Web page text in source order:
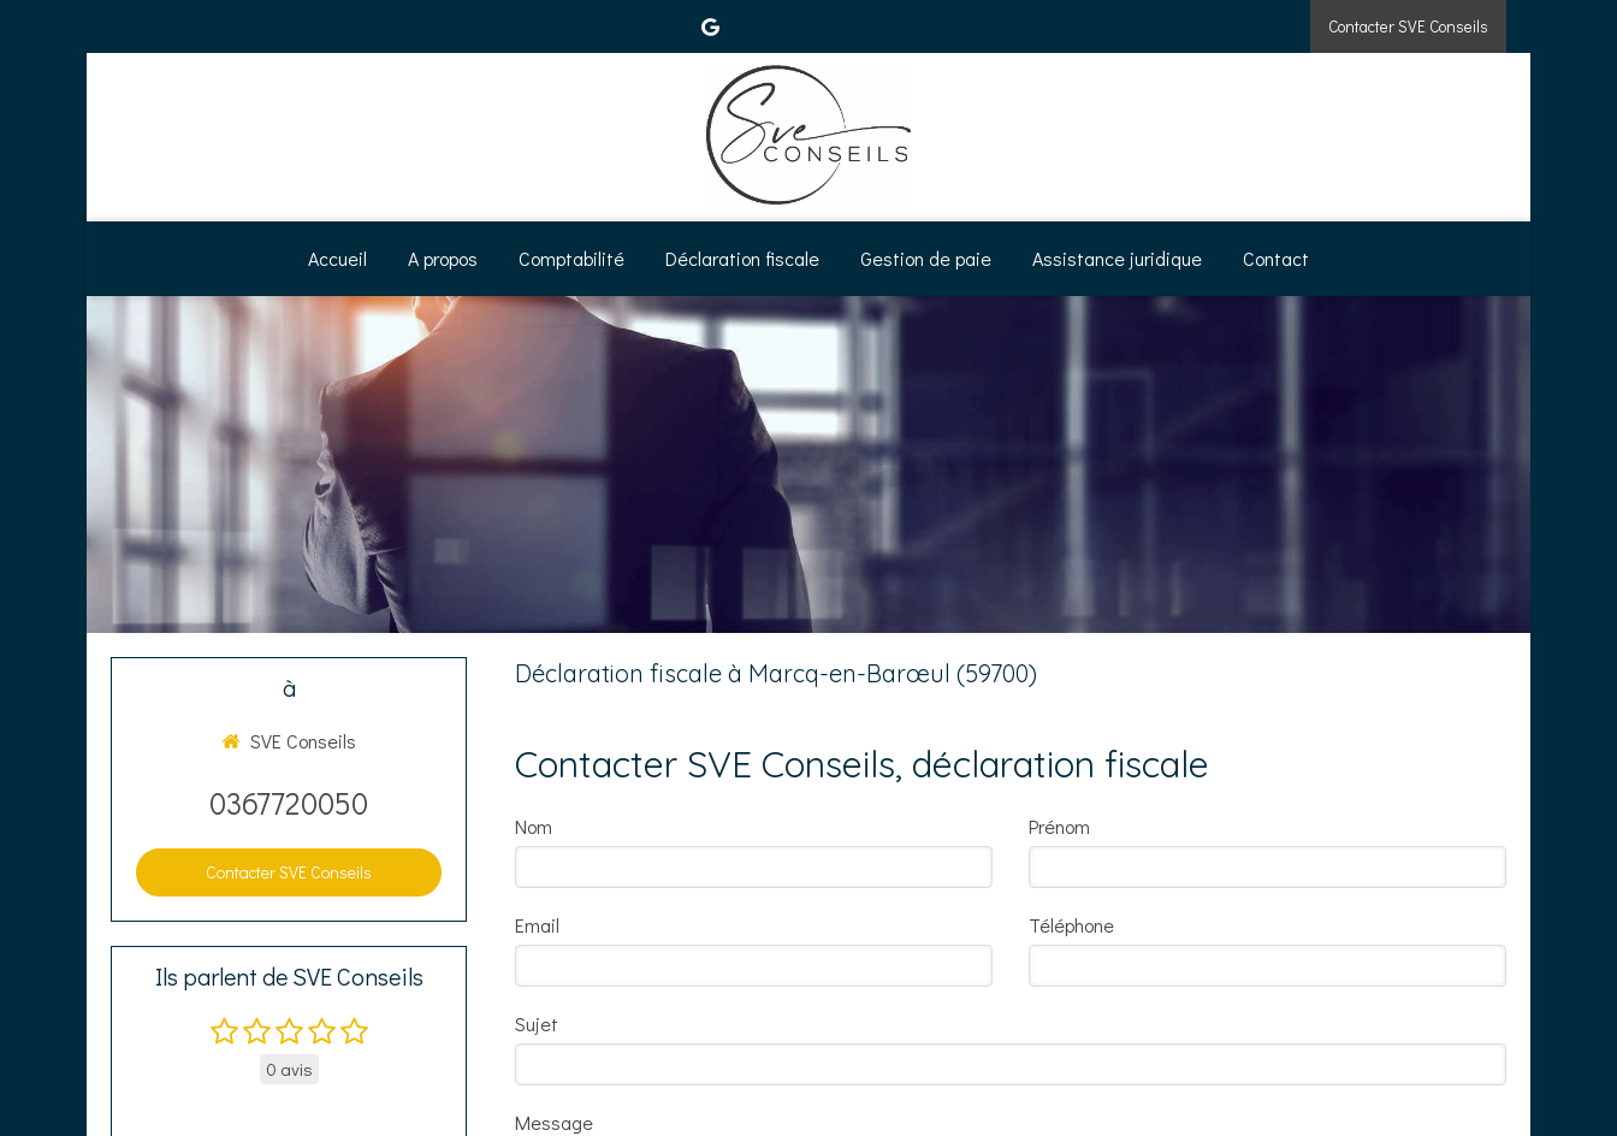
Contacter SVE Conseils
Accueil A propos Comptabilité Déclaration fiscale Gestion de paie Assistance juridique Contact
Déclaration fiscale à Marcq-en-Barœul (59700)
Contacter SVE Conseils, déclaration fiscale
Nom Prénom
Email Téléphone
Sujet
Message
à
SVE Conseils
0367720050
Contacter SVE Conseils
Ils parlent de SVE Conseils
0 avis